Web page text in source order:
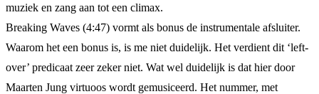
muziek en zang aan tot een climax.
Breaking Waves (4:47) vormt als bonus de instrumentale afsluiter.
Waarom het een bonus is, is me niet duidelijk. Het verdient dit ‘left-
over’ predicaat zeer zeker niet. Wat wel duidelijk is dat hier door
Maarten Jung virtuoos wordt gemusiceerd. Het nummer, met